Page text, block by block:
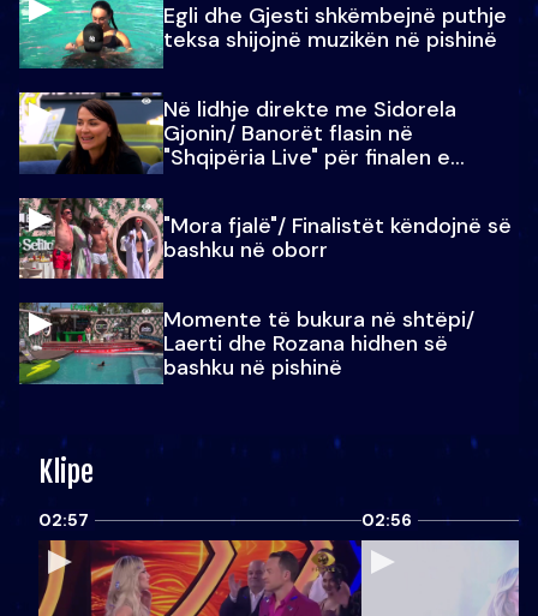
Egli dhe Gjesti shkëmbejnë puthje
teksa shijojnë muzikën në pishinë
Në lidhje direkte me Sidorela
Gjonin/ Banorët flasin në
"Shqipëria Live" për finalen e
"Mora fjalë"/ Finalistët këndojnë së
bashku në oborr
Momente të bukura në shtëpi/
Laerti dhe Rozana hidhen së
bashku në pishinë
Klipe
02:57 02:56